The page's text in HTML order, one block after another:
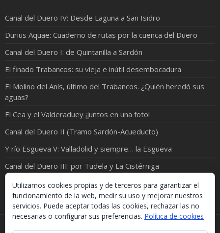
Canal del Duero IV: Desde Laguna a San Isidro
Durius Aquae: Cuaderno de rutas por la cuenca del Duero
Canal del Duero I: de Quintanilla a Sardón
El finado Trabancos: su vieja e inútil desembocadura
El Molino del Anís, último del Trabancos. ¿Quién heredó sus
aguas?
El Cea y el Valderaduey ¡juntos en una foto!
Canal del Duero II (Tramo Sardón-Acueducto)
Y río Esgueva V: Valladolid y siempre… la Esgueva
Canal del Duero III: por Tudela y La Cistérniga
El Pisuerga se entretiene por el Cerrato
Si necesitas algo de este blog puedes cogerlo, lo único
Utilizamos cookies propias y de terceros para garantizar el
funcionamiento de la web, medir su uso y mejorar nuestros
servicios. Puede aceptar todas las cookies, rechazar las no
necesarias o configurar sus preferencias. Política de cookies